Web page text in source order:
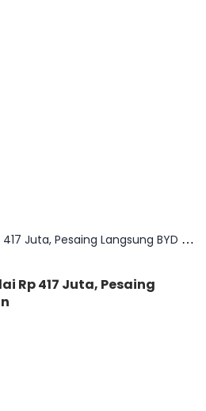
Harga Aion Y Plus Mulai Rp 417 Juta, Pesaing Langsung BYD Dolphin
Rp 417 Juta, Pesaing